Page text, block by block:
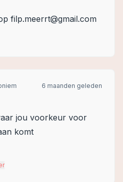
filp.meerrt@gmail.com
6 maanden geleden
jou voorkeur voor
komt